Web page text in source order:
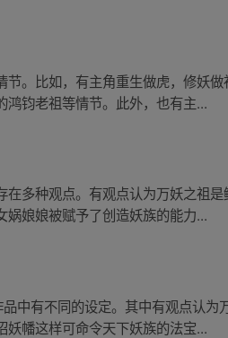
。比如，有主角重生做虎，修妖
钧老祖等情节。此外，也有主...
多种观点。有观点认为万妖之祖
娘娘被赋予了创造妖族的能力...
中有不同的设定。其中有观点认
幡这样可命令天下妖族的法宝...